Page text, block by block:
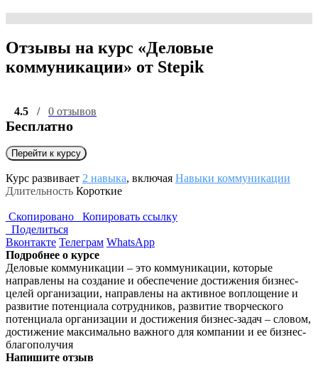
Отзывы на курс «Деловые
коммуникации» от Stepik
4.5 / 0 отзывов
Бесплатно
Перейти к курсу
Курс развивает 2 навыка, включая Навыки коммуникации
Длительность Короткие
Скопировано
Копировать ссылку
Поделиться
Вконтакте Телеграм WhatsApp
Подробнее о курсе
Деловые коммуникации – это коммуникации, которые
направлены на создание и обеспечение достижения бизнес-
целей организации, направлены на активное воплощение и
развитие потенциала сотрудников, развитие творческого
потенциала организации и достижения бизнес-задач – словом,
достижение максимально важного для компании и ее бизнес-
благополучия
Напишите отзыв